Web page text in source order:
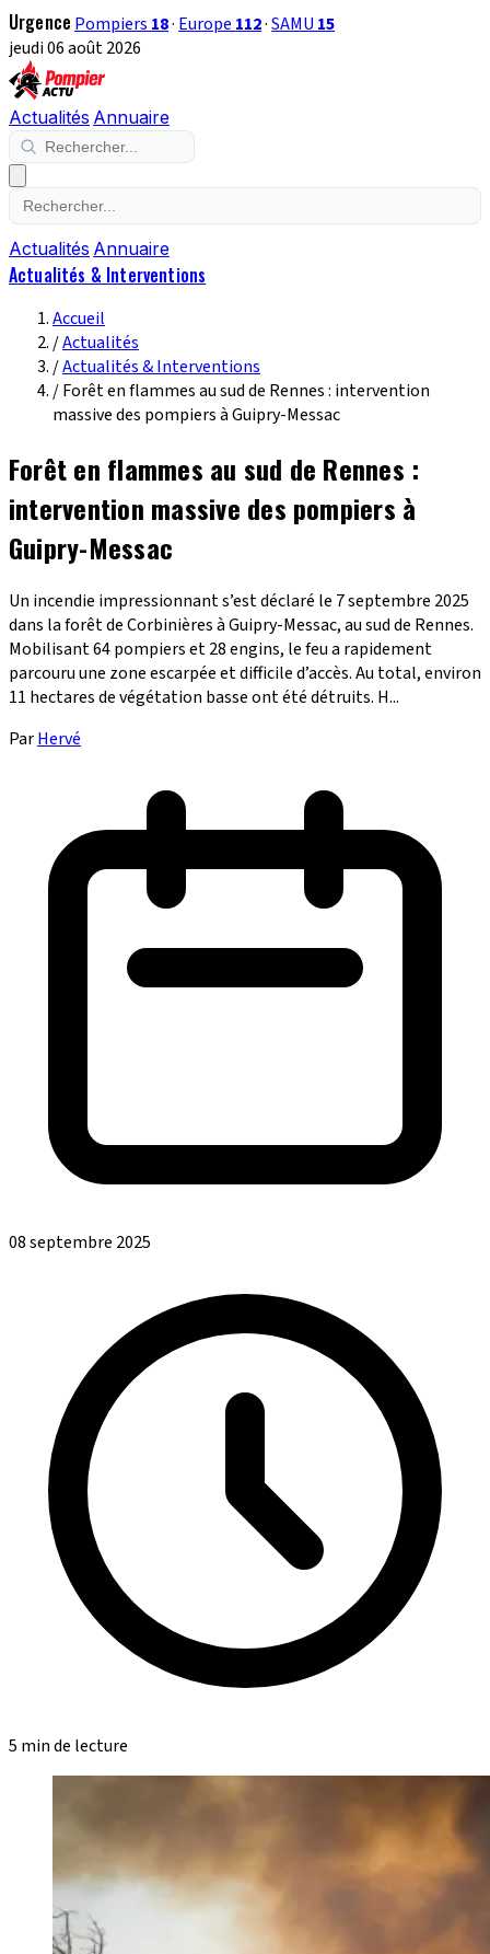
Urgence Pompiers 18· Europe 112·SAMU 15
jeudi 06 août 2026
Actualités Annuaire
Actualités Annuaire
Actualités & Interventions
Accueil
/Actualités
/Actualités & Interventions
/Forêt en flammes au sud de Rennes : intervention
massive des pompiers à Guipry-Messac
Forêt en flammes au sud de Rennes :
intervention massive des pompiers à
Guipry-Messac
Un incendie impressionnant s’est déclaré le 7 septembre 2025
dans la forêt de Corbinières à Guipry-Messac, au sud de Rennes.
Mobilisant 64 pompiers et 28 engins, le feu a rapidement
parcouru une zone escarpée et difficile d’accès. Au total, environ
11 hectares de végétation basse ont été détruits. H...
ParHervé
08 septembre 2025
5 min de lecture